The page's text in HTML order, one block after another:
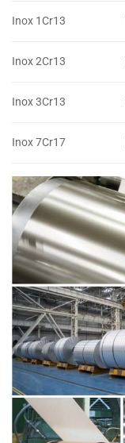
Inox 1Cr13
Inox 2Cr13
Inox 3Cr13
Inox 7Cr17